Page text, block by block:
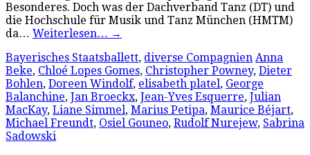
Besonderes. Doch was der Dachverband Tanz (DT) und
die Hochschule für Musik und Tanz München (HMTM)
da… Weiterlesen… →
Bayerisches Staatsballett, diverse Compagnien Anna
Beke, Chloé Lopes Gomes, Christopher Powney, Dieter
Bohlen, Doreen Windolf, elisabeth platel, George
Balanchine, Jan Broeckx, Jean-Yves Esquerre, Julian
MacKay, Liane Simmel, Marius Petipa, Maurice Béjart,
Michael Freundt, Osiel Gouneo, Rudolf Nurejew, Sabrina
Sadowski